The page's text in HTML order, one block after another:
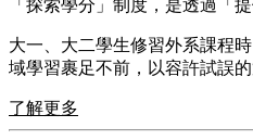
「探索學分」制度，是透過「
大一、大二學生修習外系課程
域學習裹足不前，以容許試誤
了解更多